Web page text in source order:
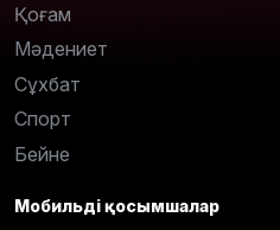
Қоғам
Мәдениет
Сұхбат
Спорт
Бейне
Мобильді қосымшалар